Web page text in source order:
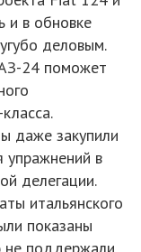
и в обновке
деловым.
24 поможет
даже закупили
упражнений в
делегации.
итальянского
показаны